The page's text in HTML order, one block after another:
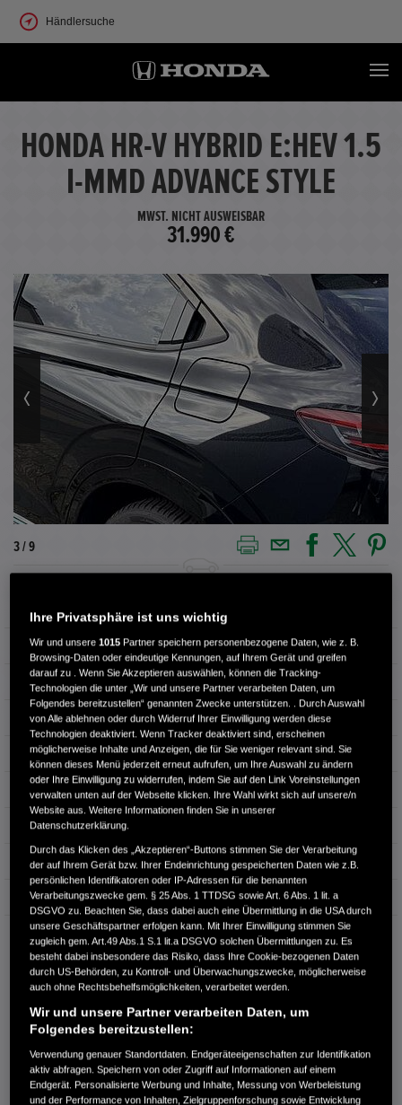
Händlersuche
HONDA HR-V HYBRID E:HEV 1.5
I-MMD ADVANCE STYLE
MWST. NICHT AUSWEISBAR
31.990 €
3 / 9
Außenfarbe Schwarz
Kilometerstand 8.965 km
Kraftstoffart Hybrid
Getriebe Automatik
Türen 5
Leistung 79 kW / 107 PS
Hubraum
Erstzulassung 03.2025
Bauart SUV
HUGO SCHNEIDER GMBH - HONDA VERTRAGSHÄNDLER
Franz-Haniel-Str. 3
47443 Moers
RUFEN SIE UNS AN:
02841-90920
Route planen
Händlerbestand anzeigen
Ihre Privatsphäre ist uns wichtig
Wir und unsere1015 Partner speichern personenbezogene Daten, wie z. B.
Browsing-Daten oder eindeutige Kennungen, auf Ihrem Gerät und greifen
darauf zu . Wenn Sie Akzeptieren auswählen, können die Tracking-
Technologien die unter „Wir und unsere Partner verarbeiten Daten, um
Folgendes bereitzustellen“ genannten Zwecke unterstützen. . Durch Auswahl
von Alle ablehnen oder durch Widerruf Ihrer Einwilligung werden diese
Technologien deaktiviert. Wenn Tracker deaktiviert sind, erscheinen
möglicherweise Inhalte und Anzeigen, die für Sie weniger relevant sind. Sie
können dieses Menü jederzeit erneut aufrufen, um Ihre Auswahl zu ändern
oder Ihre Einwilligung zu widerrufen, indem Sie auf den Link Voreinstellungen
verwalten unten auf der Webseite klicken. Ihre Wahl wirkt sich auf unsere/n
Website aus. Weitere Informationen finden Sie in unserer
Datenschutzerklärung.
Durch das Klicken des „Akzeptieren“-Buttons stimmen Sie der Verarbeitung
der auf Ihrem Gerät bzw. Ihrer Endeinrichtung gespeicherten Daten wie z.B.
persönlichen Identifikatoren oder IP-Adressen für die benannten
Verarbeitungszwecke gem. § 25 Abs. 1 TTDSG sowie Art. 6 Abs. 1 lit. a
DSGVO zu. Beachten Sie, dass dabei auch eine Übermittlung in die USA durch
unsere Geschäftspartner erfolgen kann. Mit Ihrer Einwilligung stimmen Sie
zugleich gem. Art.49 Abs.1 S.1 lit.a DSGVO solchen Übermittlungen zu. Es
besteht dabei insbesondere das Risiko, dass Ihre Cookie-bezogenen Daten
durch US-Behörden, zu Kontroll- und Überwachungszwecke, möglicherweise
auch ohne Rechtsbehelfsmöglichkeiten, verarbeitet werden.
Wir und unsere Partner verarbeiten Daten, um
Folgendes bereitzustellen:
Verwendung genauer Standortdaten. Endgeräteeigenschaften zur Identifikation
aktiv abfragen. Speichern von oder Zugriff auf Informationen auf einem
Endgerät. Personalisierte Werbung und Inhalte, Messung von Werbeleistung
und der Performance von Inhalten, Zielgruppenforschung sowie Entwicklung